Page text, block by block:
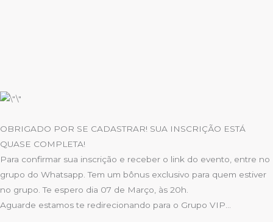
OBRIGADO POR SE CADASTRAR! SUA INSCRIÇÃO ESTÁ
QUASE COMPLETA!
Para confirmar sua inscrição e receber o link do evento, entre no
grupo do Whatsapp. Tem um bônus exclusivo para quem estiver
no grupo. Te espero dia 07 de Março, às 20h.
Aguarde estamos te redirecionando para o Grupo VIP…